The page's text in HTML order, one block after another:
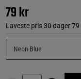
79 kr
Laveste pris 30 dager79
Neon Blue